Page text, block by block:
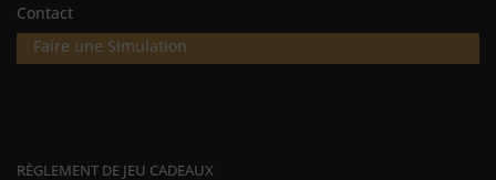
Contact
Faire une Simulation
RÈGLEMENT DE JEU CADEAUX